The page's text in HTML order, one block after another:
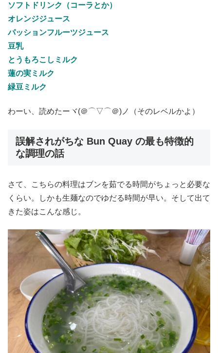
ソフトドリンク（コーラとか）
オレンジジュース
パッションフルーツジュース
豆乳
とうもろこしミルク
蓮の実ミルク
緑豆ミルク
わーい、読めたーヾ(＠⌒▽⌒＠)ノ（そのレベルかよ）
誤解されがちな Bun Quay の最も特徴的
な調理の話
さて、こちらの料理はブンを茹でる時間がちょっと必要な
くらい。しかも生麺なのでゆだる時間が早い。そして出て
きた姿はこんな感じ。